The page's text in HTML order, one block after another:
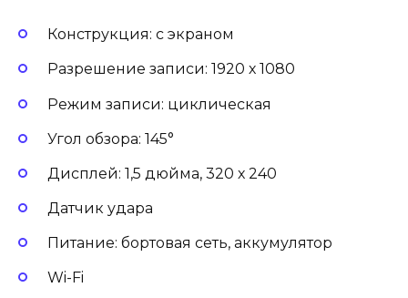
Конструкция: с экраном
Разрешение записи: 1920 х 1080
Режим записи: циклическая
Угол обзора: 145°
Дисплей: 1,5 дюйма, 320 х 240
Датчик удара
Питание: бортовая сеть, аккумулятор
Wi-Fi